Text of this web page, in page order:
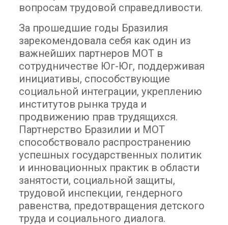
вопросам трудовой справедливости.
За прошедшие годы Бразилия
зарекомендовала себя как один из
важнейших партнеров МОТ в
сотрудничестве Юг-Юг, поддерживая
инициативы, способствующие
социальной интеграции, укреплению
институтов рынка труда и
продвижению прав трудящихся.
Партнерство Бразилии и МОТ
способствовало распространению
успешных государственных политик
и инновационных практик в области
занятости, социальной защиты,
трудовой инспекции, гендерного
равенства, предотвращения детского
труда и социального диалога.